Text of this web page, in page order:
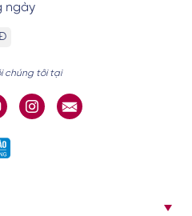
ngày
chúng tôi tại